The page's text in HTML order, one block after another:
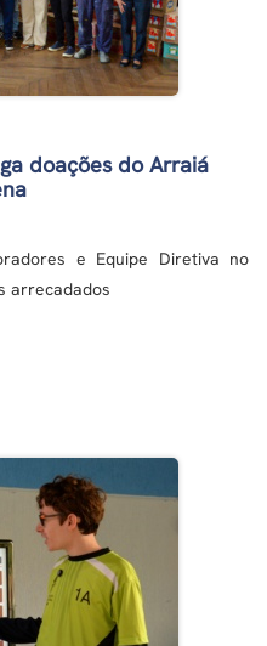
doações do Arraiá
e Equipe Diretiva no
arrecadados